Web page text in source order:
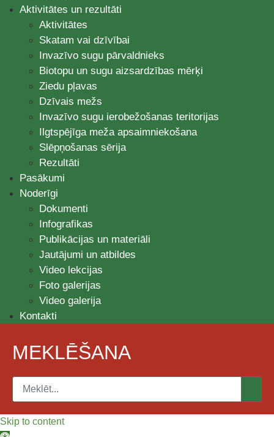
Aktivitātes un rezultāti
Aktivitātes
Skatam vai dzīvībai
Invazīvo sugu pārvaldnieks
Biotopu un sugu aizsardzības mērķi
Ziedu pļavas
Dzīvais mežs
Invazīvo sugu ierobežošanas teritorijas
Ilgtspējīga meža apsaimniekošana
Slēpņošanas sērija
Rezultāti
Pasākumi
Noderīgi
Dokumenti
Infografikas
Publikācijas un materiāli
Jautājumi un atbildes
Video lekcijas
Foto galerijas
Video galerija
Kontakti
MEKLĒŠANA
Skip to content